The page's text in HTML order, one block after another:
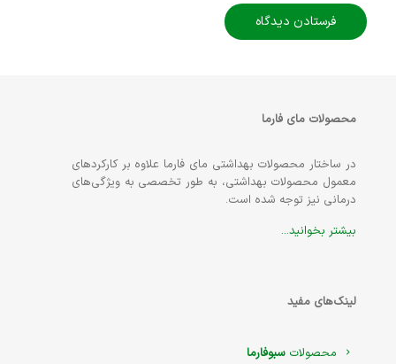
محصولات مای فارما
در ساختار محصولات بهداشتی مای فارما علاوه بر کارکردهای
معمول محصولات بهداشتی، به طور تخصصی به ویژگی‌های
درمانی نیز توجه شده است.
بیشتر بخوانید...
لینک‌های مفید
محصولاتسبوفارما